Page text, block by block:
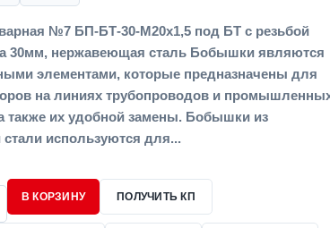
№7 БП-БТ-30-M20x1,5 под БТ с резьбой
30мм, нержавеющая сталь Бобышки являются
элементами, которые предназначены для
на линиях трубопроводов и
также их удобной замены. Бобышки из
используются для...
В КОРЗИНУ ПОЛУЧИТЬ КП